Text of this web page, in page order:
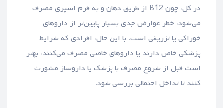
در کل، چون B12 از طریق دهان و به فرم اسپری مصرف
می‌شود، خطر عوارض جدی بسیار پایین‌تر از داروهای
خوراکی یا تزریقی است. با این حال، افرادی که شرایط
پزشکی خاص دارند یا داروهای خاصی مصرف می‌کنند، بهتر
است قبل از شروع مصرف با پزشک یا داروساز مشورت
کنند تا تداخل احتمالی بررسی شود.